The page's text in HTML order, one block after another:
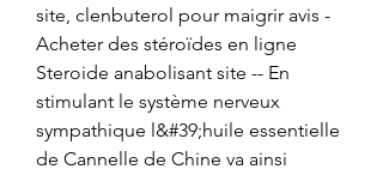
site, clenbuterol pour maigrir avis -
Acheter des stéroïdes en ligne
Steroide anabolisant site -- En
stimulant le système nerveux
sympathique l&#39;huile essentielle
de Cannelle de Chine va ainsi